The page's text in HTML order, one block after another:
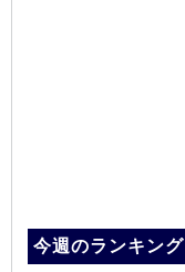
今週のランキング